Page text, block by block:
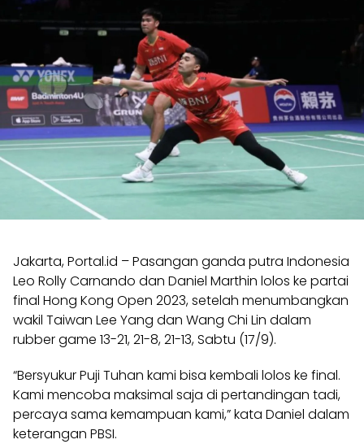
Jakarta, Portal.id – Pasangan ganda putra Indonesia
Leo Rolly Carnando dan Daniel Marthin lolos ke partai
final Hong Kong Open 2023, setelah menumbangkan
wakil Taiwan Lee Yang dan Wang Chi Lin dalam
rubber game 13-21, 21-8, 21-13, Sabtu (17/9).
“Bersyukur Puji Tuhan kami bisa kembali lolos ke final.
Kami mencoba maksimal saja di pertandingan tadi,
percaya sama kemampuan kami,” kata Daniel dalam
keterangan PBSI.